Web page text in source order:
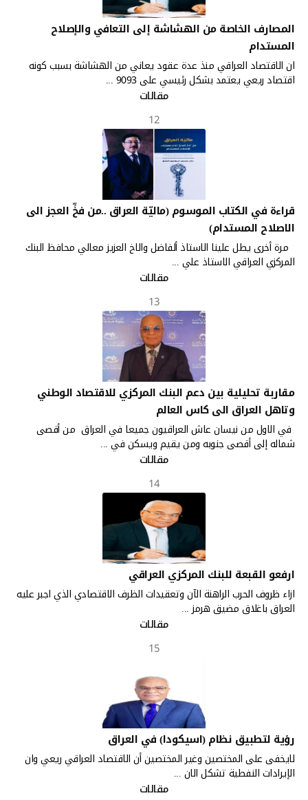
المصارف الخاصة من الهشاشة إلى التعافي والإصلاح
المستدام
ان الاقتصاد العراقي منذ عدة عقود يعاني من الهشاشة بسبب كونه
اقتصاد ريعي يعتمد بشكل رئيسي على 9093 ...
مقالات
12
قراءة في الكتاب الموسوم (ماليّة العراق ..من فخِّ العجز الى
الاصلاح المستدام)
مرة أخرى يطل علينا الاستاذ ألفاضل والاخ العزيز معالي محافظ البنك
المركزي العراقي الاستاذ علي ...
مقالات
13
مقاربة تحليلية بين دعم البنك المركزي للاقتصاد الوطني
وتاهل العراق الى كاس العالم
في الاول من نيسان عاش العراقيون جميعا في العراق من أقصى
شماله إلى أقصى جنوبه ومن يقيم ويسكن في ...
مقالات
14
ارفعو القبعة للبنك المركزي العراقي
ازاء ظروف الحرب الراهنة الآن وتعقيدات الظرف الاقتصادي الذي اجبر عليه
العراق باغلاق مضيق هرمز ...
مقالات
15
رؤية لتطبيق نظام (اسيكودا) في العراق
لايخفى على المختصين وغير المختصين أن الاقتصاد العراقي ريعي وان
الإيرادات النفطية تشكل الان ...
مقالات